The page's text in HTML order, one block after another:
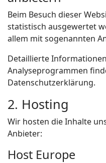
Beim Besuch dieser
statistisch ausgewertet
allem mit sogenannten
Detaillierte
Analyseprogrammen
Datenschutzerklärung.
2. Hosting
Wir hosten die Inhalte
Anbieter:
Host Europe